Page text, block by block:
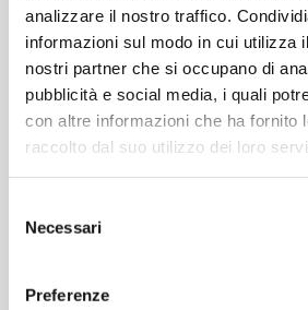
analizzare il nostro traffico.
informazioni sul modo in cui utilizza
nostri partner che si occupano di
pubblicità e social media, i quali
con altre informazioni che ha fornito
raccolto dal suo utilizzo dei loro
delNecessari
Preferenze
Larghezza
Quantità per imballo
Cod.: VII8015090